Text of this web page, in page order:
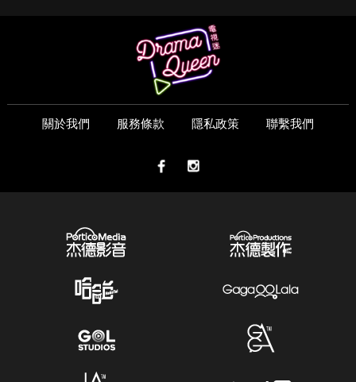
關於我們 服務條款 隱私政策 聯繫我們